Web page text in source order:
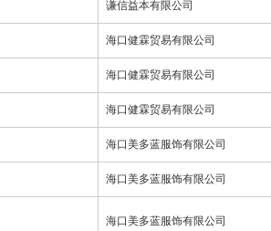
谦信益本有限公司
海口健霖贸易有限公司
海口健霖贸易有限公司
海口健霖贸易有限公司
海口美多蓝服饰有限公司
海口美多蓝服饰有限公司
海口美多蓝服饰有限公司